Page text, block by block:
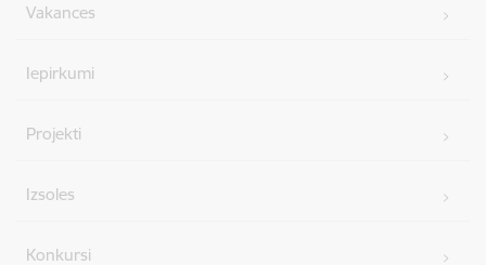
Vakances
Iepirkumi
Projekti
Izsoles
Konkursi